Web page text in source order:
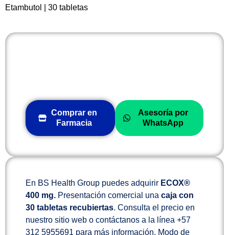
Etambutol | 30 tabletas
Comprar en
Farmacia
Asesoría por
WhatsApp
En BS Health Group puedes adquirir ECOX®
400 mg. Presentación comercial una caja con
30 tabletas recubiertas. Consulta el precio en
nuestro sitio web o contáctanos a la línea +57
312 5955691 para más información. Modo de